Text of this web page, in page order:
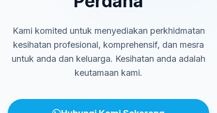
Kami komited untuk menyediakan perkhidmatan
kesihatan profesional, komprehensif, dan mesra
untuk anda dan keluarga. Kesihatan anda adalah
keutamaan kami.